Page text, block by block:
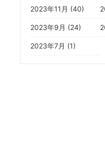
2023年11月 (40)
2023年9月 (24)
2023年7月 (1)